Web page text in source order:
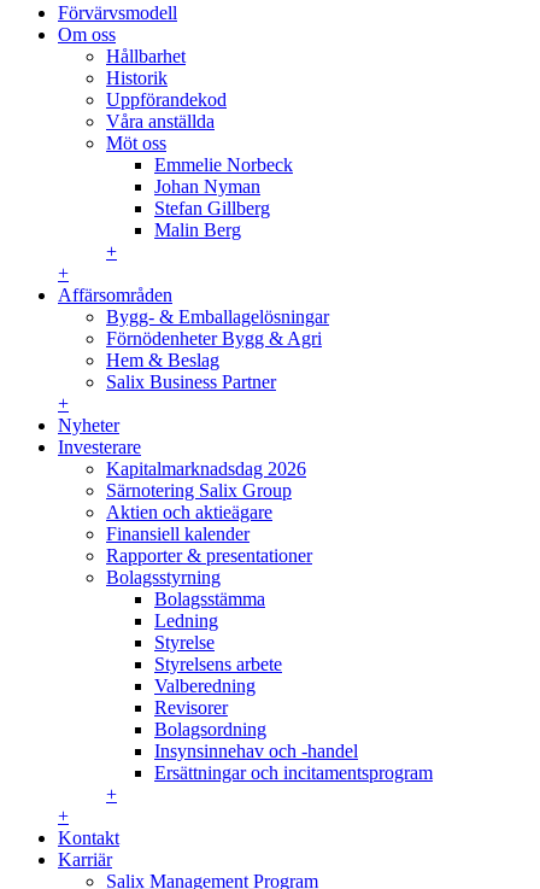
Förvärvsmodell
Om oss
Hållbarhet
Historik
Uppförandekod
Våra anställda
Möt oss
Emmelie Norbeck
Johan Nyman
Stefan Gillberg
Malin Berg
+
+
Affärsområden
Bygg- & Emballagelösningar
Förnödenheter Bygg & Agri
Hem & Beslag
Salix Business Partner
+
Nyheter
Investerare
Kapitalmarknadsdag 2026
Särnotering Salix Group
Aktien och aktieägare
Finansiell kalender
Rapporter & presentationer
Bolagsstyrning
Bolagsstämma
Ledning
Styrelse
Styrelsens arbete
Valberedning
Revisorer
Bolagsordning
Insynsinnehav och -handel
Ersättningar och incitamentsprogram
+
+
Kontakt
Karriär
Salix Management Program